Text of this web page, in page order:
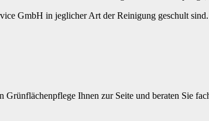
GmbH in jeglicher Art der Reinigung geschult
Ihnen zur Seite und beraten Sie